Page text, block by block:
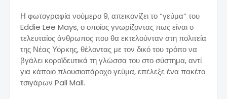
Η φωτογραφία νούμερο 9, απεικονίζει το “γεύμα” του
Eddie Lee Mays, ο οποίος γνωρίζοντας πως είναι ο
τελευταίος άνθρωπος που θα εκτελούνταν στη πολιτεία
της Νέας Υόρκης, θέλοντας με τον δικό του τρόπο να
βγάλει κοροϊδευτικά τη γλώσσα του στο σύστημα, αντί
για κάποιο πλουσιοπάροχο γεύμα, επέλεξε ένα πακέτο
τσιγάρων Pall Mall.